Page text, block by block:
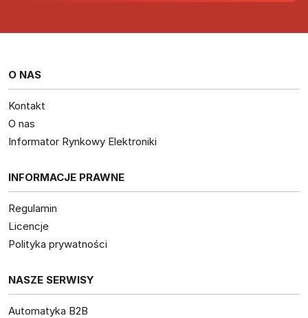
O NAS
Kontakt
O nas
Informator Rynkowy Elektroniki
INFORMACJE PRAWNE
Regulamin
Licencje
Polityka prywatności
NASZE SERWISY
Automatyka B2B